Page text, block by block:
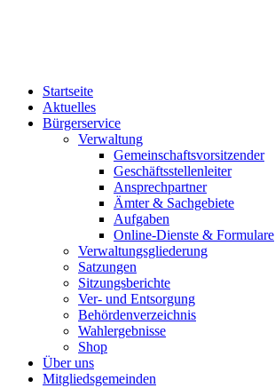
Startseite
Aktuelles
Bürgerservice
Verwaltung
Gemeinschaftsvorsitzender
Geschäftsstellenleiter
Ansprechpartner
Ämter & Sachgebiete
Aufgaben
Online-Dienste & Formulare
Verwaltungsgliederung
Satzungen
Sitzungsberichte
Ver- und Entsorgung
Behördenverzeichnis
Wahlergebnisse
Shop
Über uns
Mitgliedsgemeinden